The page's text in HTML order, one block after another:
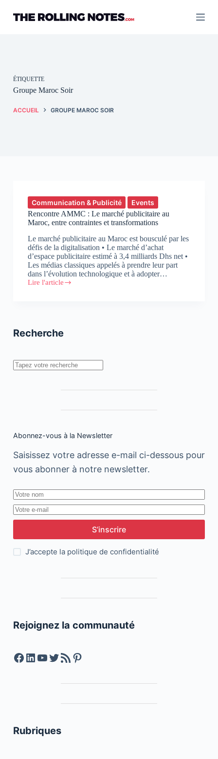
contenu
ÉTIQUETTE
Groupe Maroc Soir
ACCUEIL GROUPE MAROC SOIR
Communication & Publicité
Events
Rencontre AMMC : Le marché publicitaire au
Maroc, entre contraintes et transformations
Le marché publicitaire au Maroc est bousculé par les
défis de la digitalisation • Le marché d’achat
d’espace publicitaire estimé à 3,4 milliards Dhs net •
Les médias classiques appelés à prendre leur part
dans l’évolution technologique et à adopter…
Lire l'article
Rencontre
au
contraintes
et
Recherche
Rechercher
Abonnez-vous à la Newsletter
Saisissez votre adresse e-mail ci-dessous pour
vous abonner à notre newsletter.
S’inscrire
J’accepte la politique de confidentialité
Rejoignez la communauté
Facebook
LinkedIn
YouTube
Twitter
Feed RSSPinterest
Rubriques